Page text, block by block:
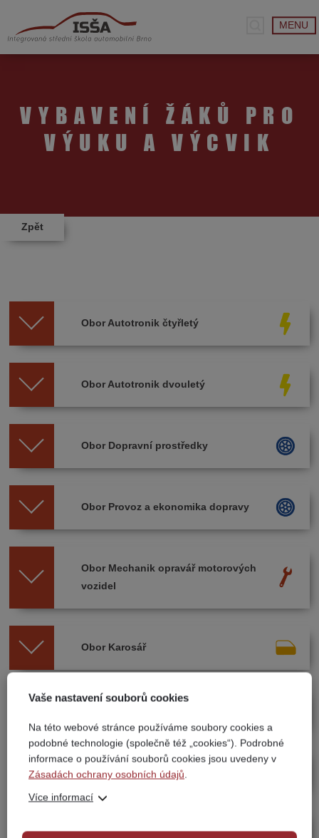
MENU
VYBAVENÍ ŽÁKŮ PRO
VÝUKU A VÝCVIK
Zpět
Obor Autotronik čtyřletý
Obor Autotronik dvouletý
Obor Dopravní prostředky
Obor Provoz a ekonomika dopravy
Obor Mechanik opravář motorových
vozidel
Obor Karosář
Obor Autoelektrikář
Obor Renovace veteránů
Vaše nastavení souborů cookies
Na této webové stránce používáme soubory cookies a
podobné technologie (společně též „cookies“). Podrobné
informace o používání souborů cookies jsou uvedeny v
Zásadách ochrany osobních údajů
Více informací